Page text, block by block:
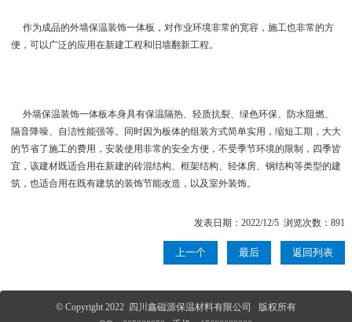
作为成品的外墙保温装饰一体板，对作业环境非常的宽容，施工也非常的方
便，可以广泛的应用在新建工程和旧墙翻新工程。
外墙保温装饰一体板本身具有保温隔热、轻质抗裂、绿色环保、防水阻燃、
隔音降噪、自洁性能强等。同时因为板体的组装方式简单实用，缩短工期，大大
的节省了施工的费用，安装使用非常的安全方便，不受季节环境的限制，四季皆
宜，该建材既适合用在新建的砖混结构、框架结构、轻体房、钢结构等类型的建
筑，也适合用在既有建筑的装饰节能改造，以及室外装饰。
发表日期：2022/12/5 浏览次数：891
上一个 最后 返回列表
© Copyright 2022 四川鑫磁源保温材料有限公司 版权所有